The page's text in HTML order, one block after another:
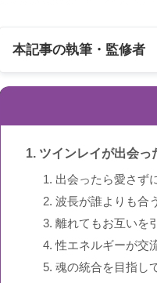
本記事の執筆・監修者
ツインレイが出会っ
出会ったら愛さず
波長が誰よりも合
離れてもお互いを
性エネルギーが交
魂の統合を目指し